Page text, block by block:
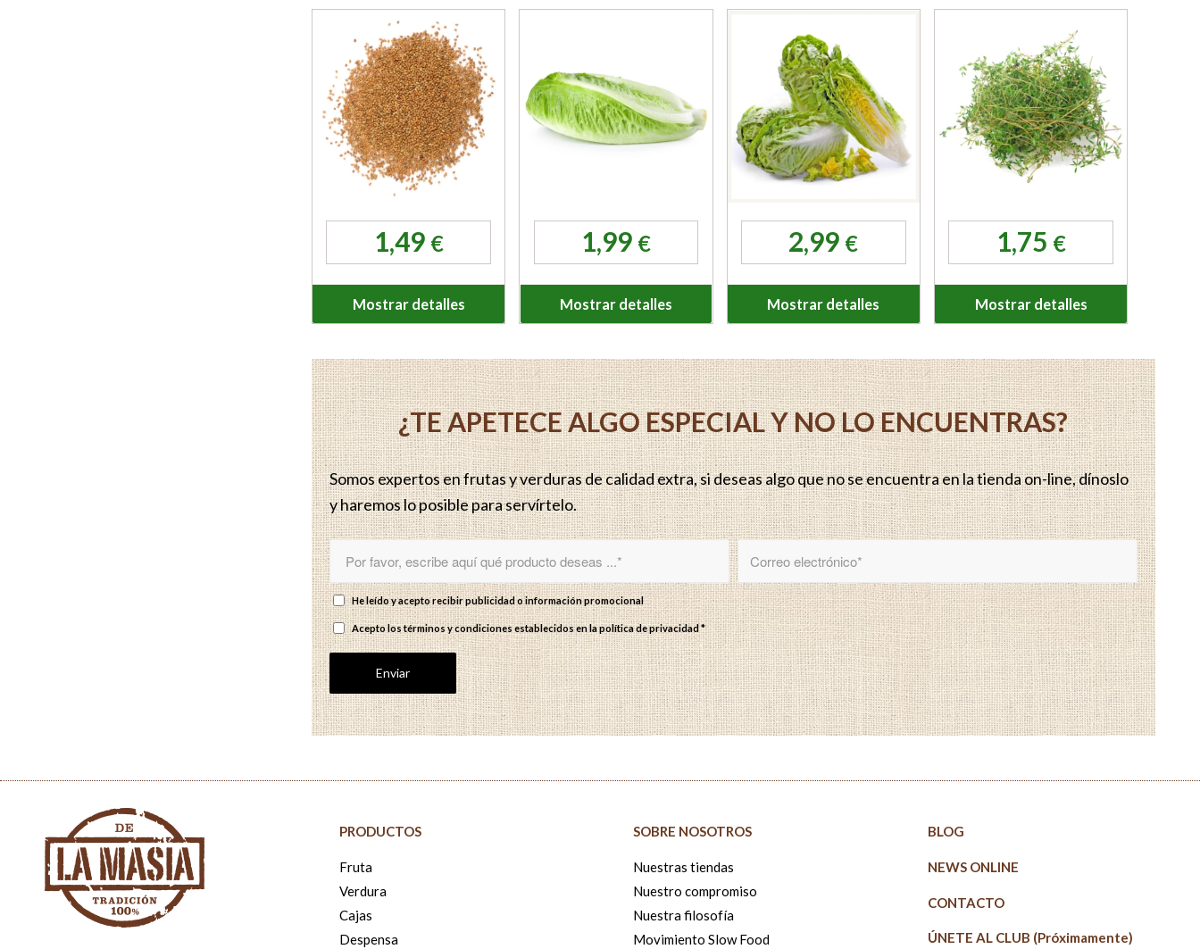
1,49 €
Mostrar detalles
1,99 €
Mostrar detalles
2,99 €
Mostrar detalles
1,75 €
Mostrar detalles
¿TE APETECE ALGO ESPECIAL Y NO LO ENCUENTRAS?
Somos expertos en frutas y verduras de calidad extra, si deseas algo que no se encuentra en la tienda on-line, dínoslo
y haremos lo posible para servírtelo.
He leído y acepto recibir publicidad o información promocional
Acepto los términos y condiciones establecidos enla política de privacidad*
PRODUCTOS
Fruta
Verdura
Cajas
Despensa
SOBRE NOSOTROS
Nuestras tiendas
Nuestro compromiso
Nuestra filosofía
Movimiento Slow Food
BLOG
NEWS ONLINE
CONTACTO
ÚNETE AL CLUB (Próximamente)